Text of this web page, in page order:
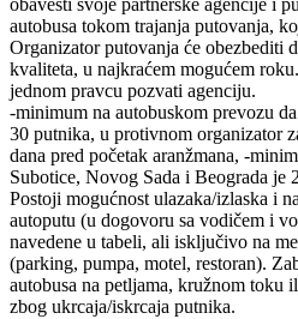
obavesti svoje partnerske agencije i
autobusa tokom trajanja putovanja,
Organizator putovanja će obezbediti
kvaliteta, u najkraćem mogućem
jednom pravcu pozvati agenciju.
-minimum na autobuskom prevozu
30 putnika, u protivnom organizator
dana pred početak aranžmana, -
Subotice, Novog Sada i Beograda je
Postoji mogućnost ulazaka/izlaska i
autoputu (u dogovoru sa vodičem i
navedene u tabeli, ali isključivo na
(parking, pumpa, motel, restoran).
autobusa na petljama, kružnom toku
zbog ukrcaja/iskrcaja putnika.